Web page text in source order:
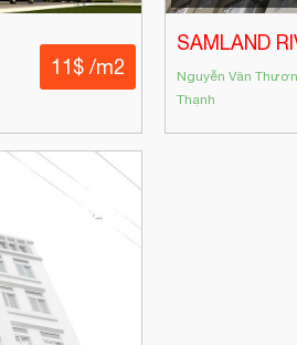
11$ /m2
SAMLAND
Nguyễn Văn
Thạnh